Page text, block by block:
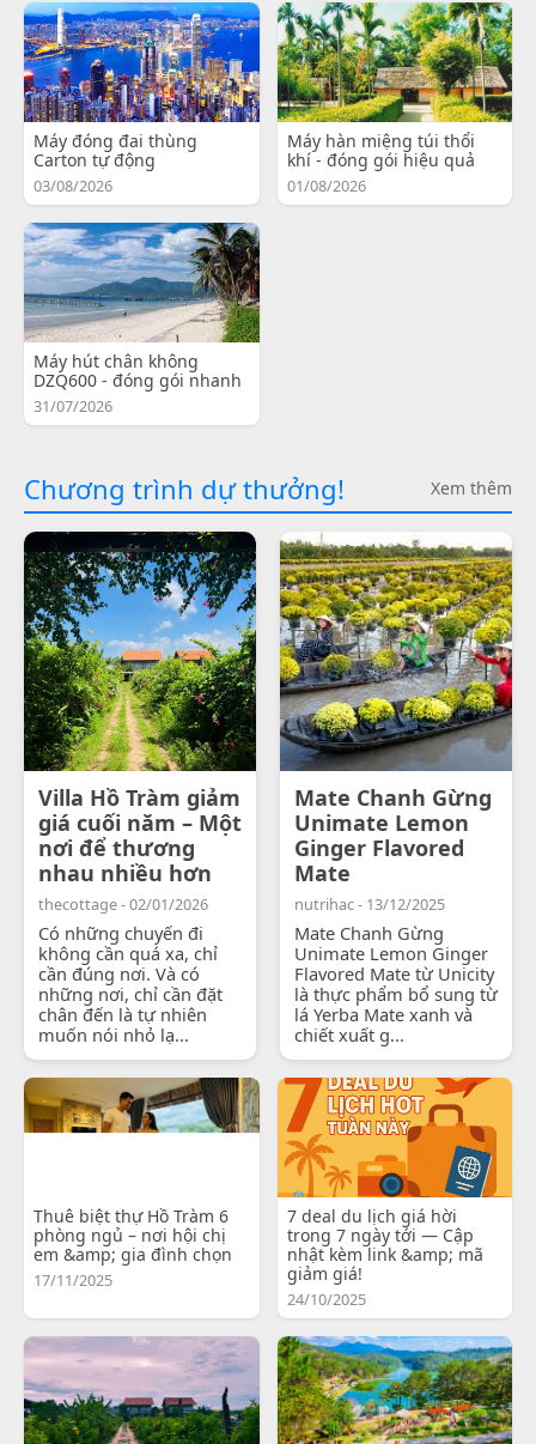
Máy đóng đai thùng
Carton tự động
03/08/2026
Máy hàn miệng túi thổi
khí - đóng gói hiệu quả
01/08/2026
Máy hút chân không
DZQ600 - đóng gói nhanh
31/07/2026
Chương trình dự thưởng! Xem thêm
Villa Hồ Tràm giảm
giá cuối năm – Một
nơi để thương
nhau nhiều hơn
thecottage - 02/01/2026
Có những chuyến đi
không cần quá xa, chỉ
cần đúng nơi. Và có
những nơi, chỉ cần đặt
chân đến là tự nhiên
muốn nói nhỏ lạ...
Mate Chanh Gừng
Unimate Lemon
Ginger Flavored
Mate
nutrihac - 13/12/2025
Mate Chanh Gừng
Unimate Lemon Ginger
Flavored Mate từ Unicity
là thực phẩm bổ sung từ
lá Yerba Mate xanh và
chiết xuất g...
Thuê biệt thự Hồ Tràm 6
phòng ngủ – nơi hội chị
em &amp; gia đình chọn
17/11/2025
7 deal du lịch giá hời
trong 7 ngày tới — Cập
nhật kèm link &amp; mã
giảm giá!
24/10/2025